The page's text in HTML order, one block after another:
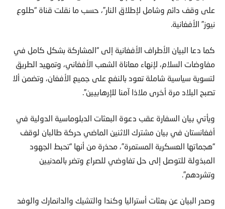
على وقف دائم وشامل لإطلاق النار”، حسب ما نقلت قناة “طلوع
نيوز” الأفغانية.
كما دعا البيان الأطراف الأفغانية إلى “المشاركة بشكل كامل في
مفاوضات السلام، لإنهاء معاناة الشعب الأفغاني، وتمهيد الطريق
لتسوية سياسية شاملة تعود بالنفع على جميع الأفغان، وتضمن ألا
تصبح البلاد مرة أخرى ملاذا آمنا للإرهابيين”.
ويأتي بيان السفارة عقب دعوة البعثات الدبلوماسية الدولية في
أفغانستان في بيان مشترك الاثنين الماضي حركة طالبان لوقف
“هجماتها العسكرية المستمرة”، محذرة من أنها “تحبط الجهود
المبذولة للتوصل إلى حل تفاوضي للصراع وتضر بالمدنيين
وتشردهم”.
وصدر البيان عن بعثات أستراليا وكندا والتشيك والدانمارك والوفد